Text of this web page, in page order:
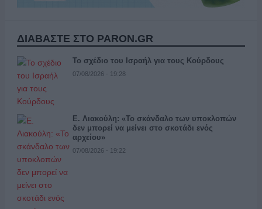
ΔΙΑΒΑΣΤΕ ΣΤΟ PARON.GR
Το σχέδιο του Ισραήλ για τους Κούρδους
07/08/2026 - 19:28
Ε. Λιακούλη: «Το σκάνδαλο των υποκλοπών
δεν μπορεί να μείνει στο σκοτάδι ενός
αρχείου»
07/08/2026 - 19:22